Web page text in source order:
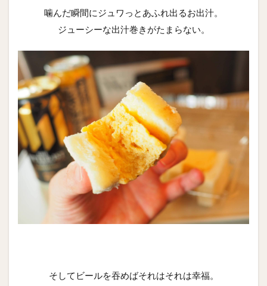
噛んだ瞬間にジュワっとあふれ出るお出汁。
ジューシーな出汁巻きがたまらない。
そしてビールを吞めばそれはそれは幸福。